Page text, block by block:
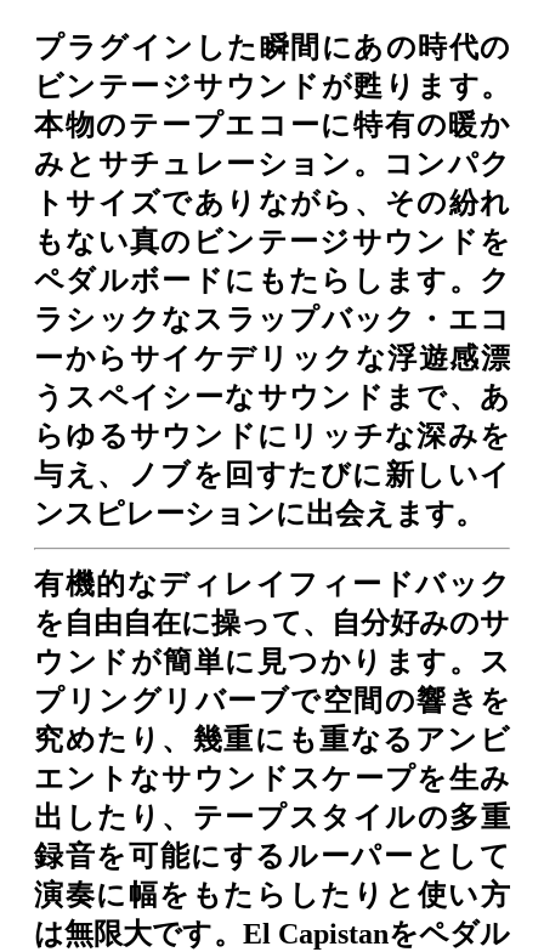
プラグインした瞬間にあの時代の
ビンテージサウンドが甦ります。
本物のテープエコーに特有の暖か
みとサチュレーション。コンパク
トサイズでありながら、その紛れ
もない真のビンテージサウンドを
ペダルボードにもたらします。ク
ラシックなスラップバック・エコ
ーからサイケデリックな浮遊感漂
うスペイシーなサウンドまで、あ
らゆるサウンドにリッチな深みを
与え、ノブを回すたびに新しいイ
ンスピレーションに出会えます。
有機的なディレイフィードバック
を自由自在に操って、自分好みのサ
ウンドが簡単に見つかります。ス
プリングリバーブで空間の響きを
究めたり、幾重にも重なるアンビ
エントなサウンドスケープを生み
出したり、テープスタイルの多重
録音を可能にするルーパーとして
演奏に幅をもたらしたりと使い方
は無限大です。El Capistanをペダル